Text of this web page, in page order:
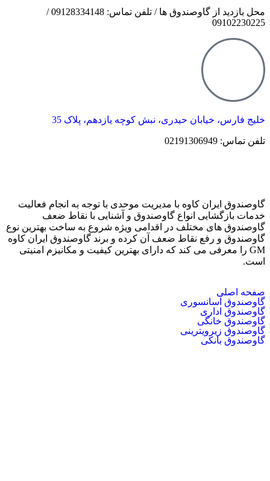
محل بازدید از گاوصندوق ها / تلفن تماس: 09128334148 /
09102230225
خلیج فارس، خیابان حیدری، نبش کوچه یازدهم، پلاک 35
تلفن تماس: 02191306949
گاوصندوق ایران کاوه با مدیریت موحدی با توجه به انجام فعالیت
خدمات بازگشایی انواع گاوصندوق و آشنایی با نقاط ضعف
گاوصندوق های مختلف در اقدامی ویژه شروع به ساخت بهترین نوع
گاوصندوق و رفع نقاط ضعف آن کرده و برند گاوصندوق ایران کاوه
GM را معرفی می کند که دارای بهترین کیفیت و مکانیزم امنیتی
است.
صفحه اصلی
گاوصندوق آسانسوری
گاوصندوق اداری
گاوصندوق خانگی
گاوصندوق زیرویترینی
گاوصندوق بانکی